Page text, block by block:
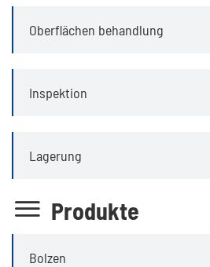
Oberflächen behandlung
Inspektion
Lagerung
 Produkte
Bolzen